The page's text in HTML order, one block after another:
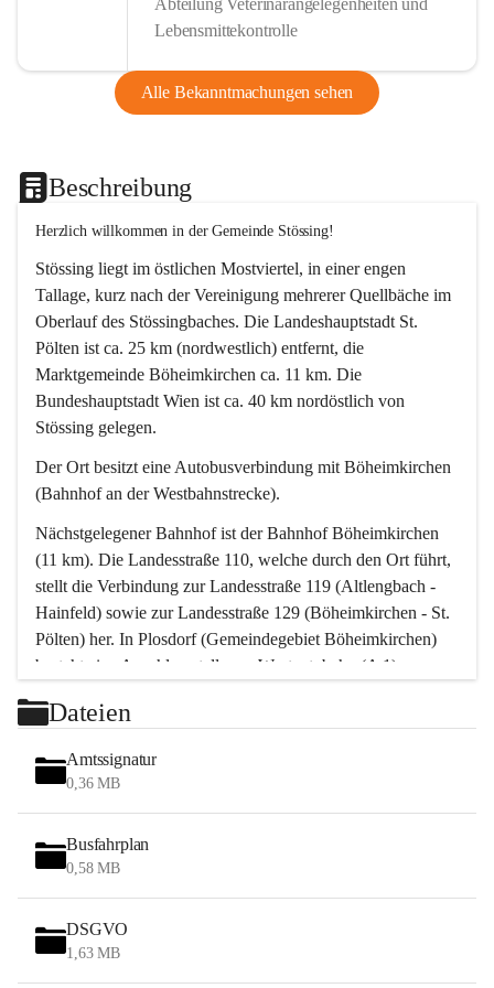
Abteilung Veterinärangelegenheiten und
Lebensmittekontrolle
Alle Bekanntmachungen sehen
Beschreibung
Herzlich willkommen in der Gemeinde Stössing!
Stössing liegt im östlichen Mostviertel, in einer engen
Tallage, kurz nach der Vereinigung mehrerer Quellbäche im
Oberlauf des Stössingbaches. Die Landeshauptstadt St.
Pölten ist ca. 25 km (nordwestlich) entfernt, die
Marktgemeinde Böheimkirchen ca. 11 km. Die
Bundeshauptstadt Wien ist ca. 40 km nordöstlich von
Stössing gelegen.
Der Ort besitzt eine Autobusverbindung mit Böheimkirchen
(Bahnhof an der Westbahnstrecke).
Nächstgelegener Bahnhof ist der Bahnhof Böheimkirchen
(11 km). Die Landesstraße 110, welche durch den Ort führt,
stellt die Verbindung zur Landesstraße 119 (Altlengbach -
Hainfeld) sowie zur Landesstraße 129 (Böheimkirchen - St.
Pölten) her. In Plosdorf (Gemeindegebiet Böheimkirchen)
besteht eine Anschlussstelle zur Westautobahn (A 1).
Wien erreicht man in ca. 45 Minuten.
Stössing zählt noch zum Naherholungsraum Wien sowie
zum Naherholungsraum St. Pölten. Viele Bauernhöfe hatten
„ihre Wiener“. Seit 1960 bauten viele Wiener
Wochenendhäuser im Gemeindegebiet. Wegen des
waldreichen Jagdgebietes haben viele Jagdpächter ihre
Das Wandern ist aus touristischer Sicht die bedeutendste
Tätigkeit. Das hügelige Gebiet mit Wanderwegen durch
Wiesen, Wälder und Obstkulturen lädt dazu ein. Gefördert
Dateien
Amtssignatur
0,36 MB
Busfahrplan
0,58 MB
DSGVO
1,63 MB